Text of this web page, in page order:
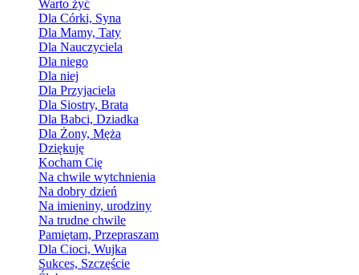
Warto żyć
Dla Córki, Syna
Dla Mamy, Taty
Dla Nauczyciela
Dla niego
Dla niej
Dla Przyjaciela
Dla Siostry, Brata
Dla Babci, Dziadka
Dla Żony, Męża
Dziękuję
Kocham Cię
Na chwile wytchnienia
Na dobry dzień
Na imieniny, urodziny
Na trudne chwile
Pamiętam, Przepraszam
Dla Cioci, Wujka
Sukces, Szczęście